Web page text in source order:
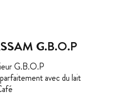
G.B.O.P
G.B.O.P
avec du lait